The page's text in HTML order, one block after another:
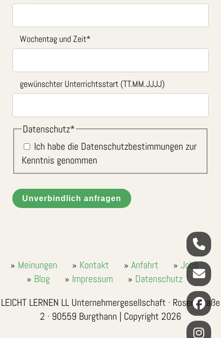
Wochentag und Zeit*
gewünschter Unterrichtsstart (TT.MM.JJJJ)
Datenschutz*
Ich habe die Datenschutzbestimmungen zur
Kenntnis genommen
Unverbindlich anfragen
Meinungen Kontakt Anfahrt
Jobs
Blog
Impressum
Datenschutz
LEICHT LERNEN LL Unternehmergesellschaft · Rosenstraße
2 · 90559 Burgthann | Copyright 2026